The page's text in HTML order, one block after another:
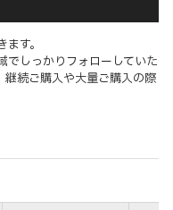
す。
でしっかりフォローしていた
継続ご購入や大量ご購入の際